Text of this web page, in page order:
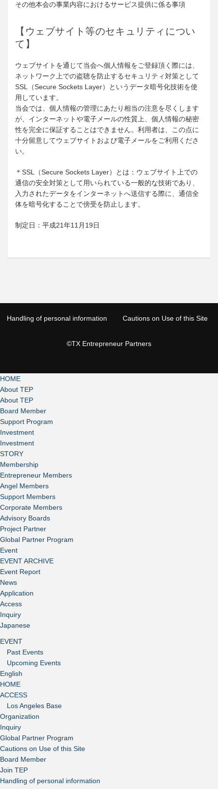
その他本会の事業内容におけるサービス提供に係る事項
【ウェブサイト等のセキュリティについ
て】
ウェブサイトを通じて当会へ個人情報をご登録頂く際には、
ネットワーク上での盗聴を防止するセキュリティ対策として
SSL（Secure Sockets Layer）というデータ暗号化技術を使
用しています。
当会では、個人情報の管理にあたり相当の注意を尽くします
が、インターネットや電子メールの性質上、個人情報の秘密
性を完全に保証することはできません。利用者は、この点に
十分留意してウェブサイトおよび電子メールをご利用くださ
い。
＊SSL（Secure Sockets Layer）とは：ウェブサイト上での
通信の安全対策として用いられている一般的な技術であり、
入力されたデータをインターネットへ送信する際に、通信全
体を暗号化することで傍受を防止します。
制定日：平成21年11月19日
Handling of personal information Cautions on Use of this Site
©TX Entrepreneur Partners
HOME
About TEP
About TEP
Board Member
Support Program
Investment
Investment
STORY
Membership
Entrepreneur Members
Angel Members
Support Members
Corporate Members
Advisory Boards
Project Partner
Global Partner Program
Event
EVENT ARCHIVE
Event Report
News
Application
Access
Inquiry
Japanese
EVENT
Past Events
Upcoming Events
English
HOME
ACCESS
Los Angeles Base
Organization
Inquiry
Global Partner Program
Cautions on Use of this Site
Board Member
Join TEP
Handling of personal information